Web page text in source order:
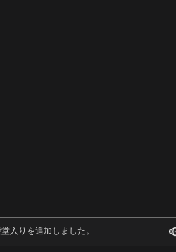
入りを追加しました。